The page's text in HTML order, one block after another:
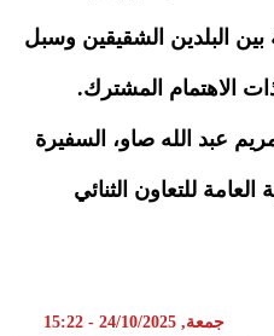
بين البلدين الشقيقين وسبل
الاهتمام المشترك.
عبد الله صاو، السفيرة
للتعاون الثنائي
جمعة, 24/10/2025 - 15:22